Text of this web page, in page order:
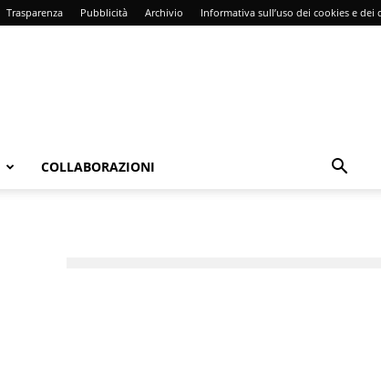
Trasparenza Pubblicità Archivio Informativa sull’uso dei cookies e dei
COLLABORAZIONI